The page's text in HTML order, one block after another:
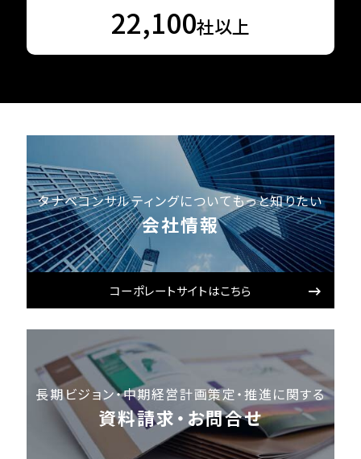
22,100社以上
タナベコンサルティングについてもっと知りたい
会社情報
コーポレートサイトはこちら
長期ビジョン・中期経営計画策定・推進に関する
資料請求・お問合せ